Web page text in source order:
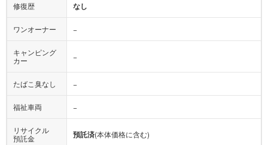
修復歴 なし
ワンオーナー −
キャンピング
カー
−
たばこ臭なし −
福祉車両 −
リサイクル
預託金
預託済(本体価格に含む)